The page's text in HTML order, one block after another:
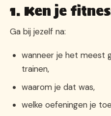
1. Ken je
Ga bij jezelf na:
wanneer je het meest
trainen,
waarom je dat was,
welke oefeningen je